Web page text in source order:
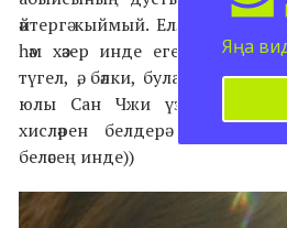
әйтергә кыймый. Еллар узгач,
һәм хәзер инде егет кызда
түгел, ә, бәлки, булачак ярын
юлы Сан Чжи үзен ничек
хисләрен белдерә алырмы?
беләсең инде))
Яңа